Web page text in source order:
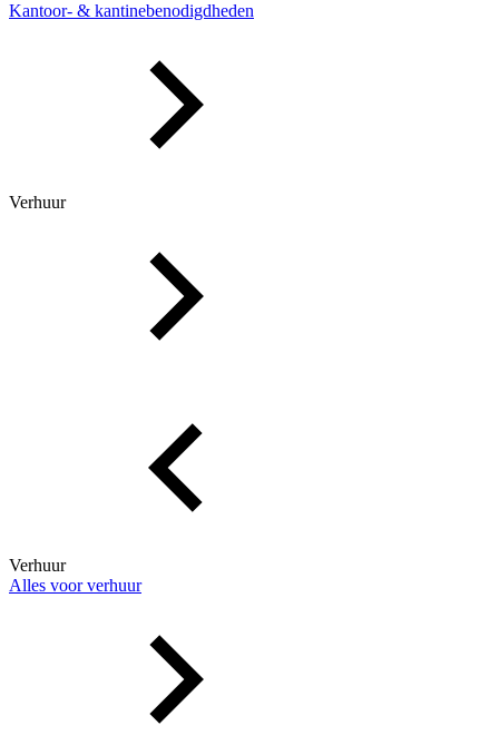
Kantoor- & kantinebenodigdheden
Verhuur
Verhuur
Alles voor verhuur